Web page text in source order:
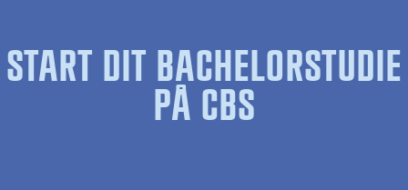
START DIT BACHELORSTUDIE
PÅ CBS